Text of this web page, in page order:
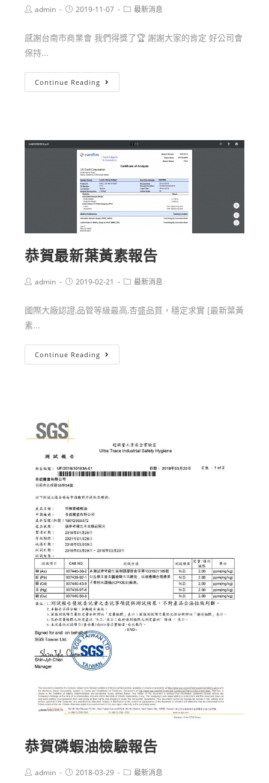
admin 2019-11-07 最新消息
感謝台南市商業會 我們得獎了🏆 謝謝大家的肯定 好公司會
保持...
Continue Reading
恭賀最新葉黃素報告
admin 2019-02-21 最新消息
國際大廠認證,品管等級最高,杏盛品質，穩定求實 [最新葉黃
素...
Continue Reading
恭賀磷蝦油檢驗報告
admin 2018-03-29 最新消息